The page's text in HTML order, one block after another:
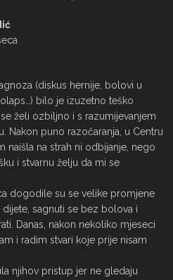
(diskus hernije, bolovi u
bilo je izuzetno teško
želi ozbiljno i s razumijevanjem
Nakon puno razočaranja, u Centru
naišla na strah ni odbijanje, nego
i stvarnu želju da mi se
dogodile su se velike promjene
sagnuti se bez bolova i
Danas, nakon nekoliko mjeseci
i radim stvari koje prije nisam
njihov pristup jer ne gledaju